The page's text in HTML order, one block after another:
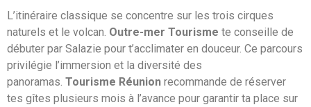
L’itinéraire classique se concentre sur les trois cirques
naturels et le volcan. Outre-mer Tourisme te conseille de
débuter par Salazie pour t’acclimater en douceur. Ce parcours
privilégie l’immersion et la diversité des
panoramas. Tourisme Réunion recommande de réserver
tes gîtes plusieurs mois à l’avance pour garantir ta place sur